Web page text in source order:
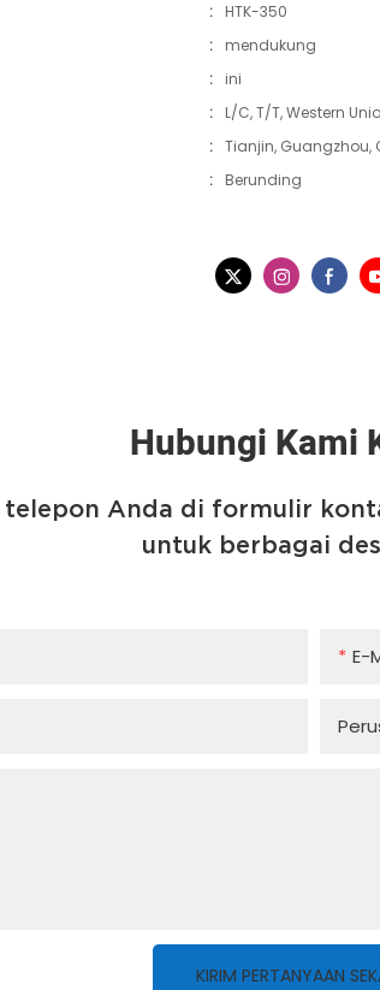
:
HTK-350
:
mendukung
:
ini
:
L/C, T/T, Western
: Tianjin, Guangzhou,
:
Berunding
Hubungi Kami
Anda di formulir
untuk berbagai
E-
KIRIM PERTANYAAN